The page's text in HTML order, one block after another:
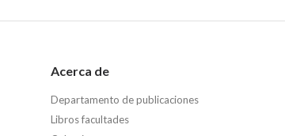
Acerca de
Departamento de publicaciones
Libros facultades